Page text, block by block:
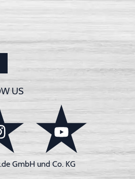
US
GmbH und Co. KG